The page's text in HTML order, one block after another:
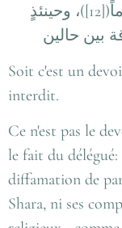
فلم يبق إلا أن يكون مكروهاً، أو حراماً([12])، وحينئذٍ
بين حالين
Soit c'est un
interdit.
Ce n'est pas le
le fait du délégué:
diffamation de
Shara, ni ses